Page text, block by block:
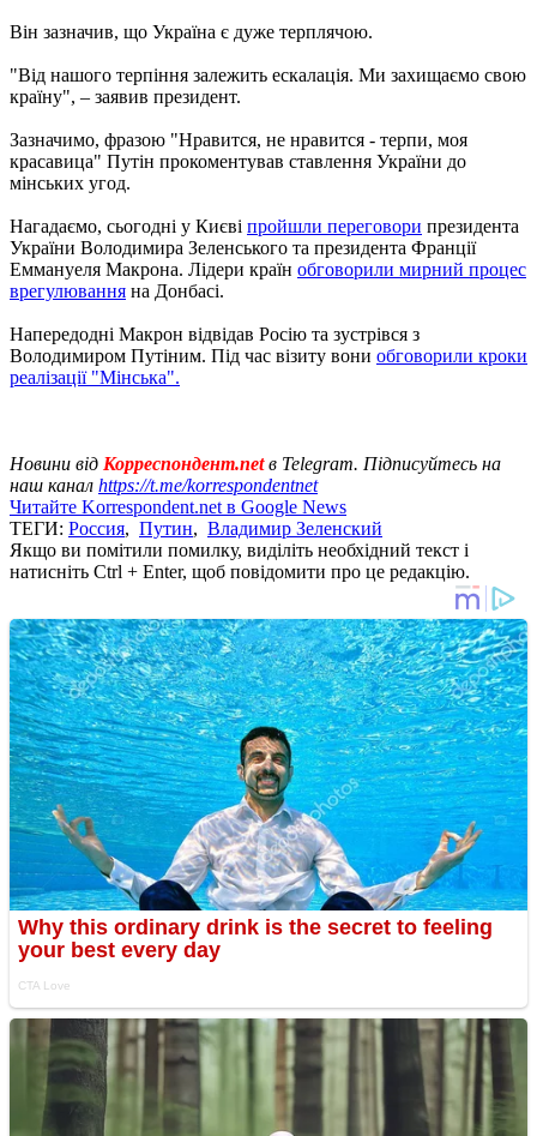
Він зазначив, що Україна є дуже терплячою.
"Від нашого терпіння залежить ескалація. Ми захищаємо свою
країну", – заявив президент.
Зазначимо, фразою "Нравится, не нравится - терпи, моя
красавица" Путін прокоментував ставлення України до
мінських угод.
Нагадаємо, сьогодні у Києві пройшли переговори президента
України Володимира Зеленського та президента Франції
Еммануеля Макрона. Лідери країн обговорили мирний процес
врегулювання на Донбасі.
Напередодні Макрон відвідав Росію та зустрівся з
Володимиром Путіним. Під час візиту вони обговорили кроки
реалізації "Мінська".
Новини від Корреспондент.netв Telegram. Підписуйтесь на
наш канал https://t.me/korrespondentnet
Читайте Korrespondent.net в Google News
ТЕГИ: Россия, Путин, Владимир Зеленский
Якщо ви помітили помилку, виділіть необхідний текст і
натисніть Ctrl + Enter, щоб повідомити про це редакцію.